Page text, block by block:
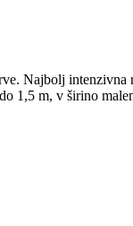
Najbolj intenzivna
1,5 m, v širino